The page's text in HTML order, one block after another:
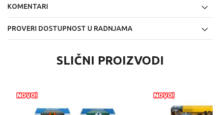
KOMENTARI
PROVERI DOSTUPNOST U RADNJAMA
SLIČNI PROIZVODI